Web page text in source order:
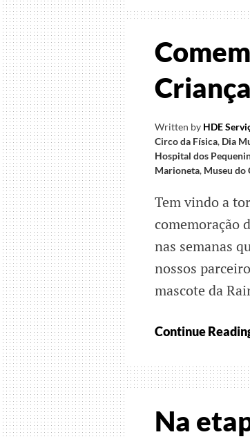
Criança
Written by HDE
Circo da Física, Dia
Hospital dos
Marioneta, Museu do
Tem vindo a
comemoração
nas semanas
nossos
mascote da
Continue
Na